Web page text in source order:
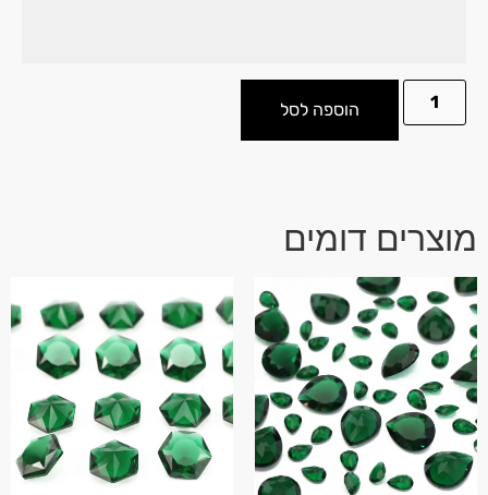
הוספה לסל
מוצרים דומים